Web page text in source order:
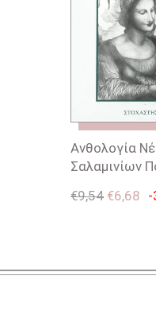
Ανθολογία
Σαλαμινίων
€9,54 €6,68 -